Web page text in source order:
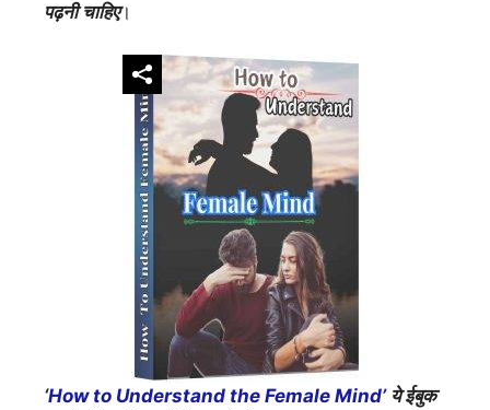
पढ़नी चाहिए।
‘How to Understand the Female Mind’ये ईबुक